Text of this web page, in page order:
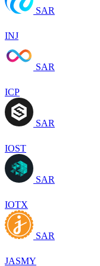
SAR
INJ
SAR
ICP
SAR
IOST
SAR
IOTX
SAR
JASMY